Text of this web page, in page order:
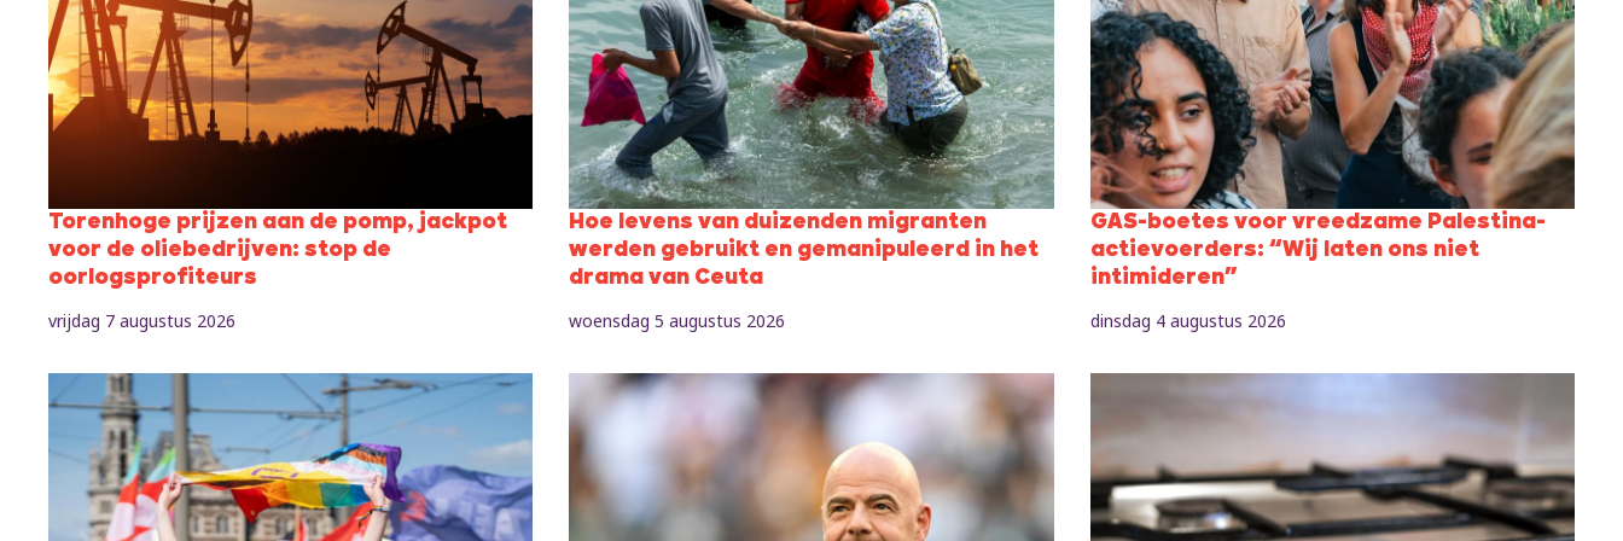
Torenhoge prijzen aan de pomp, jackpot
voor de oliebedrijven: stop de
oorlogsprofiteurs
vrijdag 7 augustus 2026
Hoe levens van duizenden migranten
werden gebruikt en gemanipuleerd in het
drama van Ceuta
woensdag 5 augustus 2026
GAS-boetes voor vreedzame Palestina-
actievoerders: “Wij laten ons niet
intimideren”
dinsdag 4 augustus 2026